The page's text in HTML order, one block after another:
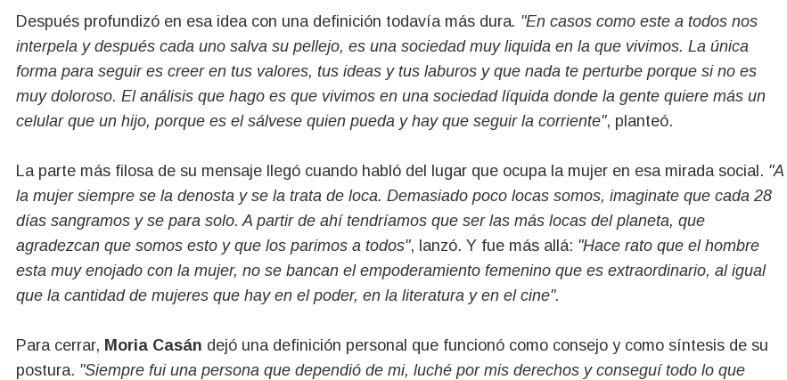
Después profundizó en esa idea con una definición todavía más dura. "En casos como este a todos nos
interpela y después cada uno salva su pellejo, es una sociedad muy liquida en la que vivimos. La única
forma para seguir es creer en tus valores, tus ideas y tus laburos y que nada te perturbe porque si no es
muy doloroso. El análisis que hago es que vivimos en una sociedad líquida donde la gente quiere más un
celular que un hijo, porque es el sálvese quien pueda y hay que seguir la corriente", planteó.
La parte más filosa de su mensaje llegó cuando habló del lugar que ocupa la mujer en esa mirada social. "A
la mujer siempre se la denosta y se la trata de loca. Demasiado poco locas somos, imaginate que cada 28
días sangramos y se para solo. A partir de ahí tendríamos que ser las más locas del planeta, que
agradezcan que somos esto y que los parimos a todos", lanzó. Y fue más allá: "Hace rato que el hombre
esta muy enojado con la mujer, no se bancan el empoderamiento femenino que es extraordinario, al igual
que la cantidad de mujeres que hay en el poder, en la literatura y en el cine".
Para cerrar, Moria Casán dejó una definición personal que funcionó como consejo y como síntesis de su
postura. "Siempre fui una persona que dependió de mi, luché por mis derechos y conseguí todo lo que